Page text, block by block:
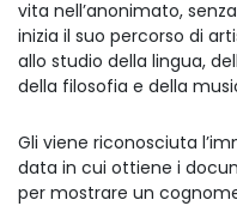
vita nell’anonimato,
inizia il suo percorso di
allo studio della lingua,
della filosofia e della
Gli viene riconosciuta
data in cui ottiene i
per mostrare un